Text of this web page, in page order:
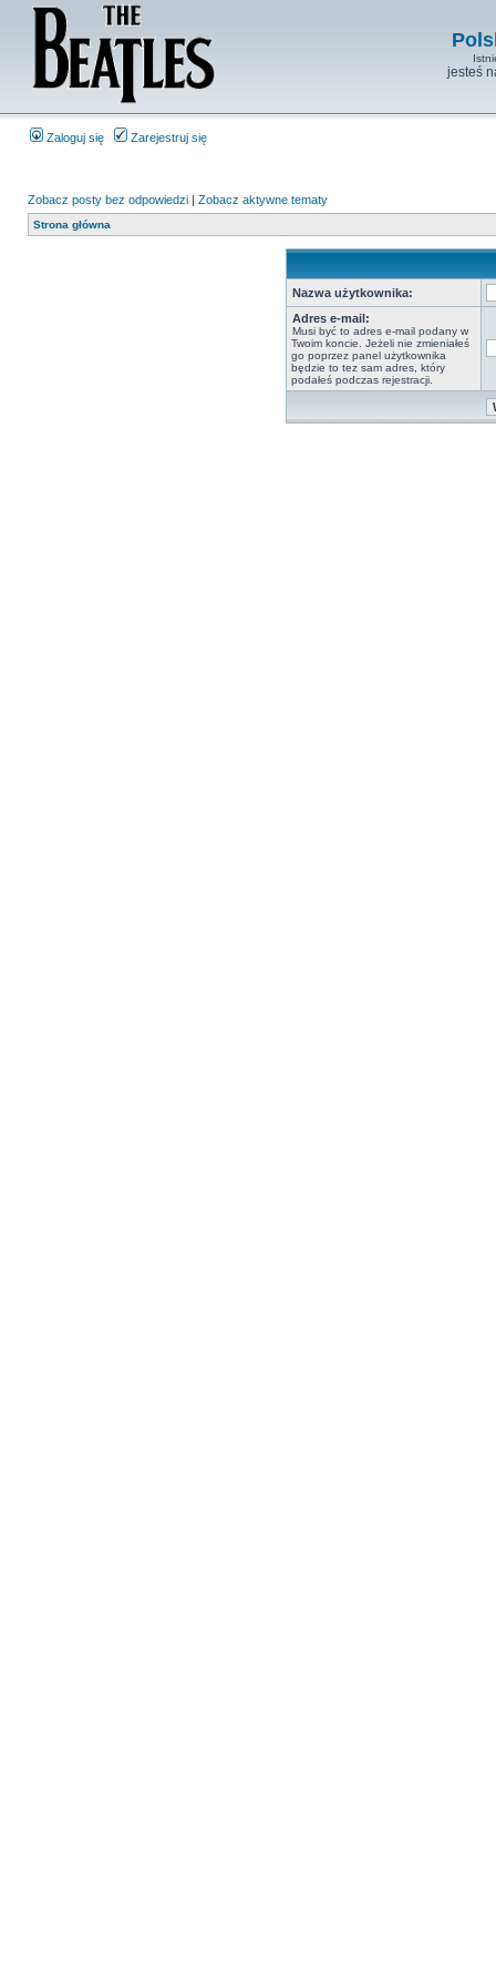
jesteś
Zaloguj się Zarejestruj się
Zobacz posty bez odpowiedzi | Zobacz aktywne tematy
Strona główna
Nazwa użytkownika:
Adres e-mail:
Musi być to adres e-mail podany w
Twoim koncie. Jeżeli nie zmieniałeś
go poprzez panel użytkownika
będzie to tez sam adres, który
podałeś podczas rejestracji.